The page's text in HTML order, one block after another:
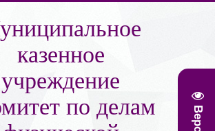
казенное
учреждение
по делам